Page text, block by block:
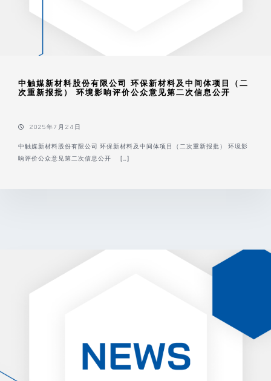
中触媒新材料股份有限公司 环保新材料及中间体项目（二
次重新报批） 环境影响评价公众意见第二次信息公开
2025年7月24日
中触媒新材料股份有限公司 环保新材料及中间体项目（二次重新报批） 环境影
响评价公众意见第二次信息公开 […]